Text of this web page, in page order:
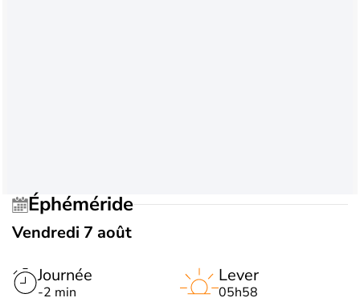
Éphéméride
Vendredi 7 août
Journée
-2 min
Lever
05h58